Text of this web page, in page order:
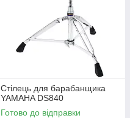
Стілець для барабанщика
YAMAHA DS840
Готово до відправки